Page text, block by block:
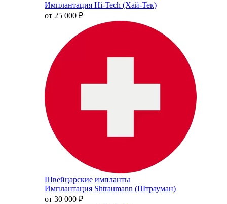
Имплантация Hi-Tech (Хай-Тек)
от 25 000 ₽
Швейцарские импланты
Имплантация Shtraumann (Штрауман)
от 30 000 ₽